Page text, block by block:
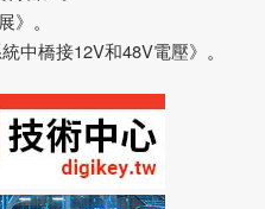
》
。
中橋接12V和48V電壓》 。